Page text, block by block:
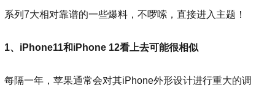
系列7大相对靠谱的一些爆料，不啰嗦，直接进入主题！
1、iPhone11和iPhone 12看上去可能很相似
每隔一年，苹果通常会对其iPhone外形设计进行重大的调